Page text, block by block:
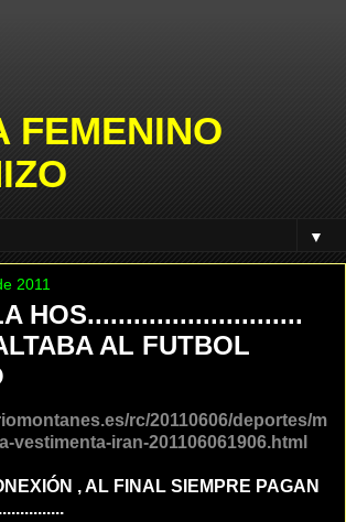
FEMENINO
▼
2011
HOS............................
AL FUTBOL
rc/20110606/deportes/m
vestimenta-iran-201106061906.html
, AL FINAL SIEMPRE PAGAN